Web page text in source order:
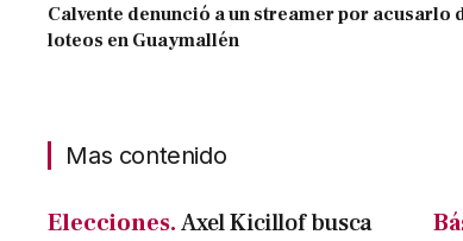
Calvente denunció a un streamer por
loteos en Guaymallén
Mas contenido
Elecciones. Axel Kicillof busca